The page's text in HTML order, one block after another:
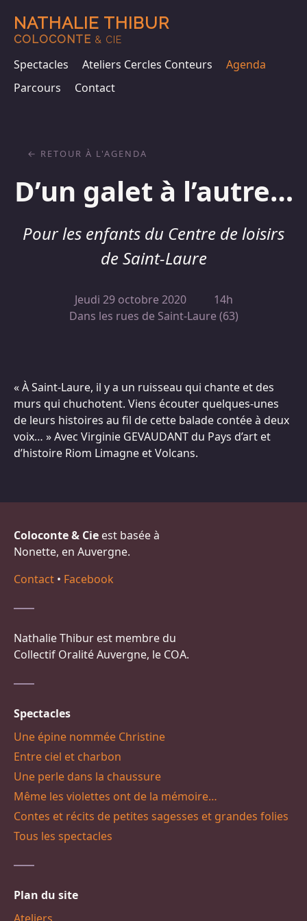
NATHALIE THIBUR
COLOCONTE & CIE
Spectacles Ateliers Cercles Conteurs
Agenda
Parcours
Contact
D’un galet à l’autre…
Pour les enfants du Centre de loisirs
de Saint-Laure
Jeudi 29 octobre 2020
14h
Dans les rues de Saint-Laure (63)
RETOUR À L'AGENDA
« À Saint-Laure, il y a un ruisseau qui chante et des
murs qui chuchotent. Viens écouter quelques-unes
de leurs histoires au fil de cette balade contée à deux
voix… » Avec Virginie GEVAUDANT du Pays d’art et
d’histoire Riom Limagne et Volcans.
Coloconte & Cie est basée à
Nonette, en Auvergne.
Contact • Facebook
Nathalie Thibur est membre du
Collectif Oralité Auvergne, le COA.
Spectacles
Une épine nommée Christine
Entre ciel et charbon
Une perle dans la chaussure
Même les violettes ont de la mémoire…
Contes et récits de petites sagesses et grandes folies
Tous les spectacles
Plan du site